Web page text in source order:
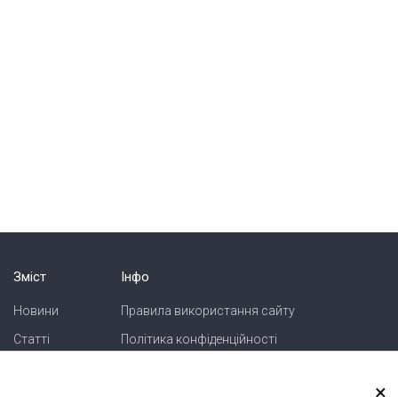
Зміст
Новини
Статті
Інфо
Правила використання сайту
Політика конфіденційності